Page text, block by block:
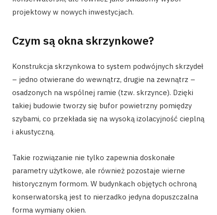
projektowy w nowych inwestycjach.
Czym są okna skrzynkowe?
Konstrukcja skrzynkowa to system podwójnych skrzydeł
– jedno otwierane do wewnątrz, drugie na zewnątrz –
osadzonych na wspólnej ramie (tzw. skrzynce). Dzięki
takiej budowie tworzy się bufor powietrzny pomiędzy
szybami, co przekłada się na wysoką izolacyjność cieplną
i akustyczną.
Takie rozwiązanie nie tylko zapewnia doskonałe
parametry użytkowe, ale również pozostaje wierne
historycznym formom. W budynkach objętych ochroną
konserwatorską jest to nierzadko jedyna dopuszczalna
forma wymiany okien.